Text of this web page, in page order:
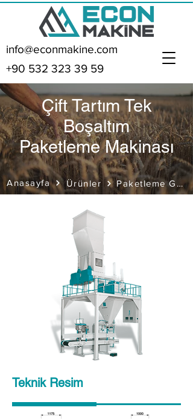
info@econmakine.com
+90 532 323 39 59
Çift Tartım Tek
Boşaltım
Paketleme Makinası
Anasayfa Ürünler Paketleme Grubu
Teknik Resim